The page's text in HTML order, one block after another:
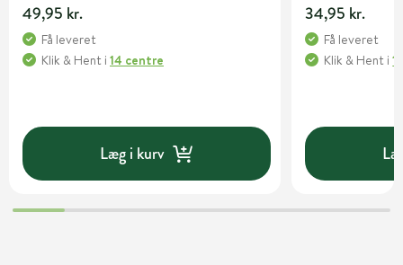
49,95 kr.
Få leveret
Klik & Hent i 14 centre
Læg i kurv
34,95 kr.
Få leveret
Klik & Hent i